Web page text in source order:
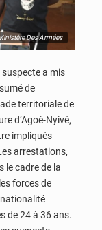
Des Armées
suspecte a mis
de
territoriale de
d’Agoè-Nyivé,
impliqués
arrestations,
le cadre de la
forces de
de 24 à 36 ans.